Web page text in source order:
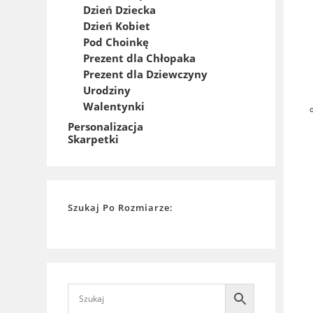
Dzień Dziecka
Dzień Kobiet
Pod Choinkę
Prezent dla Chłopaka
Prezent dla Dziewczyny
Urodziny
Walentynki
Personalizacja
Skarpetki
Szukaj Po Rozmiarze: